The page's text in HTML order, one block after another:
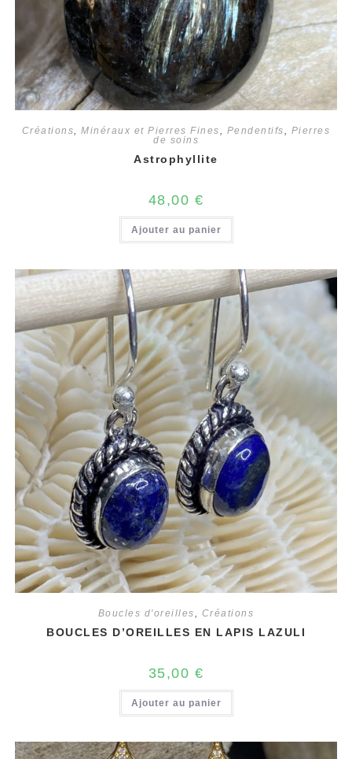
Créations,Minéraux et Pierres Fines, Pendentifs, Pierres
de soins
Astrophyllite
48,00 €
Ajouter au panier
Boucles d'oreilles Créations
BOUCLES D’OREILLES EN LAPIS LAZULI
35,00 €
Ajouter au panier